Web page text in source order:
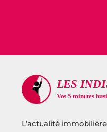
L’actualité immobilière